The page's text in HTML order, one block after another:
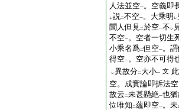
人法並空一。空義即
レ説二不空一。大乘明 レ
聞人但見二於空一不 レ
不空一。空者一切生
小乘名爲二但空一。
得空一。空亦不可得
レ異故分二 大小一 文
空。成實論即拆法
故云 二未甚懸絶一也
位唯知 二蘊即空一。未